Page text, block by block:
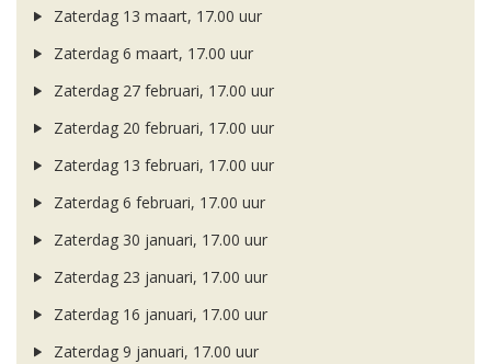
Zaterdag 13 maart, 17.00 uur
Zaterdag 6 maart, 17.00 uur
Zaterdag 27 februari, 17.00 uur
Zaterdag 20 februari, 17.00 uur
Zaterdag 13 februari, 17.00 uur
Zaterdag 6 februari, 17.00 uur
Zaterdag 30 januari, 17.00 uur
Zaterdag 23 januari, 17.00 uur
Zaterdag 16 januari, 17.00 uur
Zaterdag 9 januari, 17.00 uur